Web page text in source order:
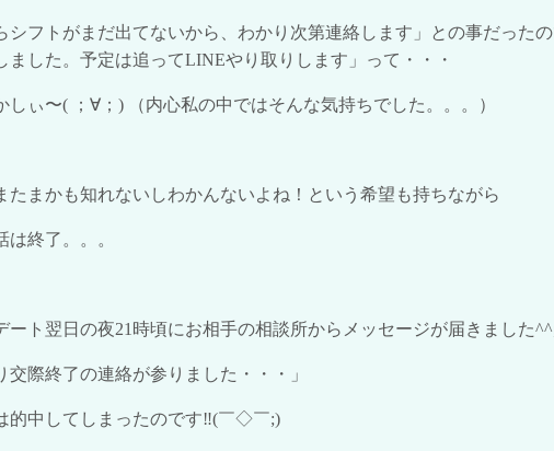
シフトがまだ出てないから、わかり次第連絡します」との事だった
ました。予定は追ってLINEやり取りします」って・・・
しぃ〜( ； ∀ ； ) （内心私の中ではそんな気持ちでした。。。）
たまかも知れないしわかんないよね！という希望も持ちながら
は終了。。。
ート翌日の夜21 時頃にお相手の相談所からメッセージが届きました
交際終了の連絡が参りました・・・」
的中してしまったのです‼︎(￣◇￣;)